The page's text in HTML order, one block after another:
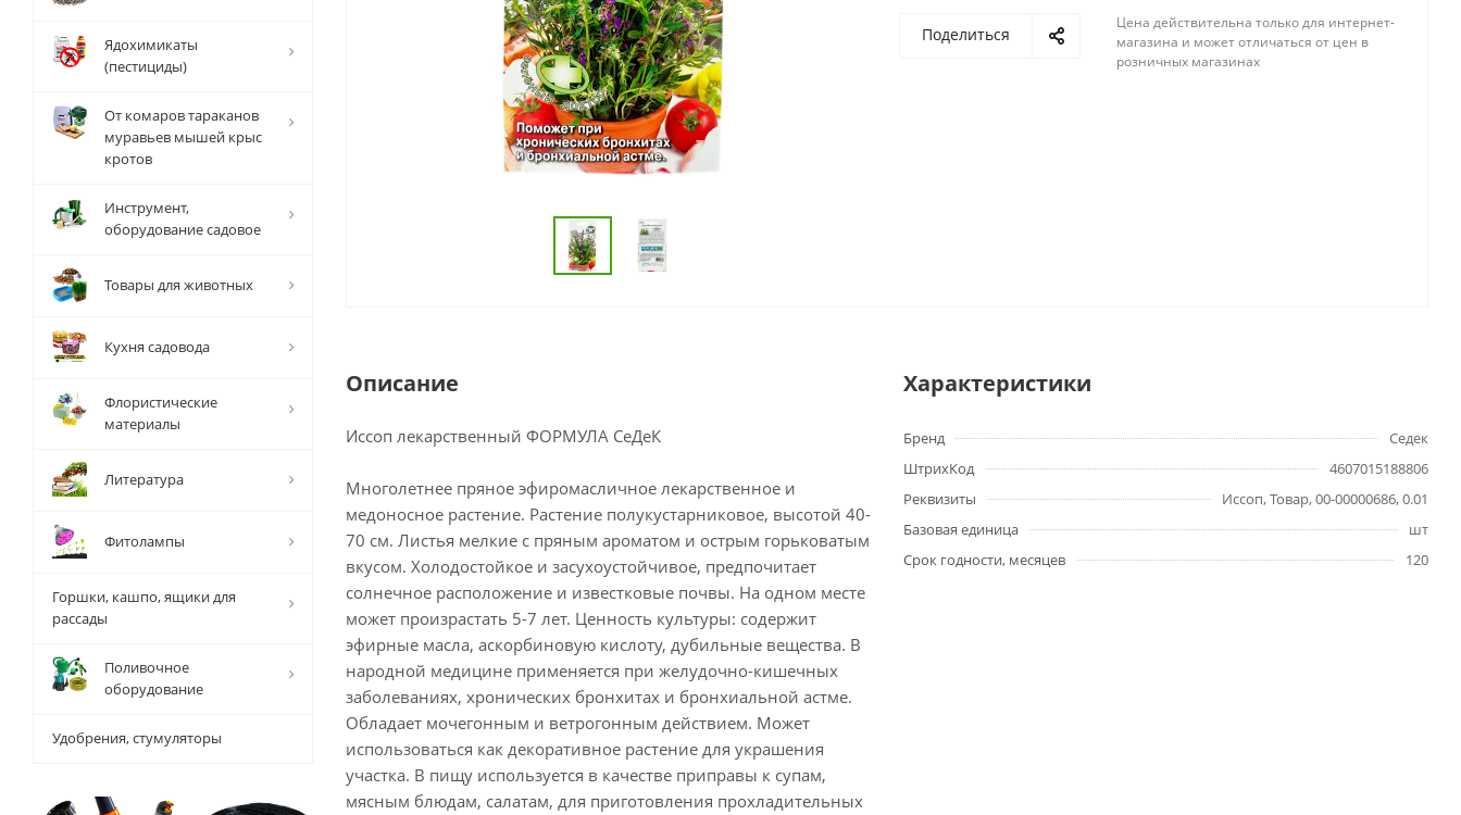
Поделиться
Цена действительна только для интернет-
магазина и может отличаться от цен в
розничных магазинах
Описание
Иссоп лекарственный ФОРМУЛА СеДеК
Многолетнее пряное эфиромасличное лекарственное и
медоносное растение. Растение полукустарниковое, высотой 40-
70 см. Листья мелкие с пряным ароматом и острым горьковатым
вкусом. Холодостойкое и засухоустойчивое, предпочитает
солнечное расположение и известковые почвы. На одном месте
может произрастать 5-7 лет. Ценность культуры: содержит
эфирные масла, аскорбиновую кислоту, дубильные вещества. В
народной медицине применяется при желудочно-кишечных
заболеваниях, хронических бронхитах и бронхиальной астме.
Обладает мочегонным и ветрогонным действием. Может
использоваться как декоративное растение для украшения
участка. В пищу используется в качестве приправы к супам,
мясным блюдам, салатам, для приготовления прохладительных
Характеристики
Бренд
Седек
ШтрихКод
4607015188806
Реквизиты
Иссоп, Товар, 00-00000686, 0.01
Базовая единица
шт
Срок годности, месяцев
120
Ядохимикаты
(пестициды)
От комаров тараканов
муравьев мышей крыс
кротов
Инструмент,
оборудование садовое
Товары для животных
Кухня садовода
Флористические
материалы
Литература
Фитолампы
Горшки, кашпо, ящики для
рассады
Поливочное
оборудование
Удобрения, стумуляторы